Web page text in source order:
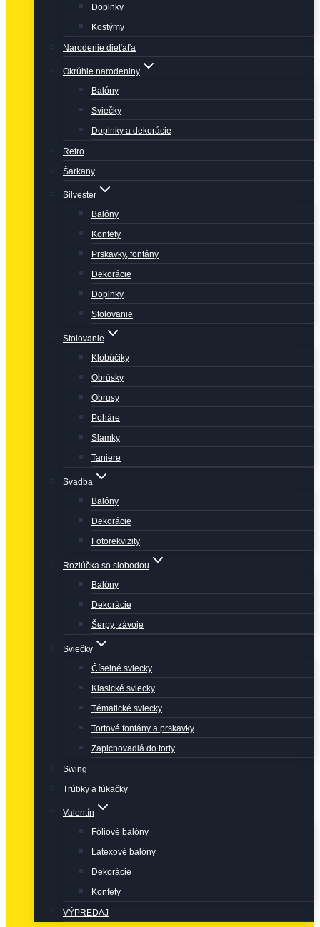
Doplnky
Kostýmy
Narodenie dieťaťa
Okrúhle narodeniny
Balóny
Sviečky
Doplnky a dekorácie
Retro
Šarkany
Silvester
Balóny
Konfety
Prskavky, fontány
Dekorácie
Doplnky
Stolovanie
Stolovanie
Klobúčiky
Obrúsky
Obrusy
Poháre
Slamky
Taniere
Svadba
Balóny
Dekorácie
Fotorekvizity
Rozlúčka so slobodou
Balóny
Dekorácie
Šerpy, závoje
Sviečky
Číselné sviecky
Klasické sviecky
Tématické sviecky
Tortové fontány a prskavky
Zapichovadlá do torty
Swing
Trúbky a fúkačky
Valentín
Fóliové balóny
Latexové balóny
Dekorácie
Konfety
VÝPREDAJ